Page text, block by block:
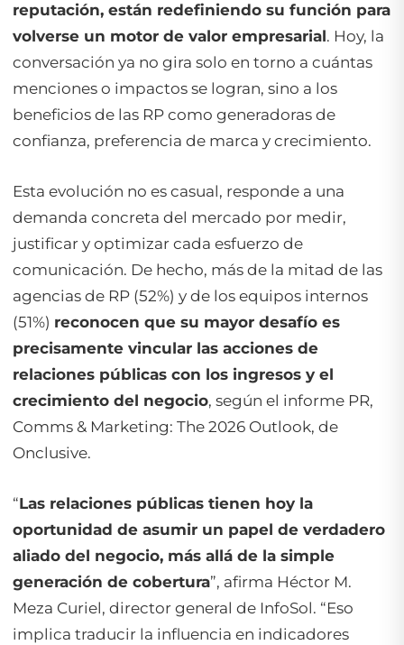
reputación, están redefiniendo su función para
volverse un motor de valor empresarial. Hoy, la
conversación ya no gira solo en torno a cuántas
menciones o impactos se logran, sino a los
beneficios de las RP como generadoras de
confianza, preferencia de marca y crecimiento.
Esta evolución no es casual, responde a una
demanda concreta del mercado por medir,
justificar y optimizar cada esfuerzo de
comunicación. De hecho, más de la mitad de las
agencias de RP (52%) y de los equipos internos
(51%) reconocen que su mayor desafío es
precisamente vincular las acciones de
relaciones públicas con los ingresos y el
crecimiento del negocio, según el informe PR,
Comms & Marketing: The 2026 Outlook, de
Onclusive.
“Las relaciones públicas tienen hoy la
oportunidad de asumir un papel de verdadero
aliado del negocio, más allá de la simple
generación de cobertura”, afirma Héctor M.
Meza Curiel, director general de InfoSol. “Eso
implica traducir la influencia en indicadores